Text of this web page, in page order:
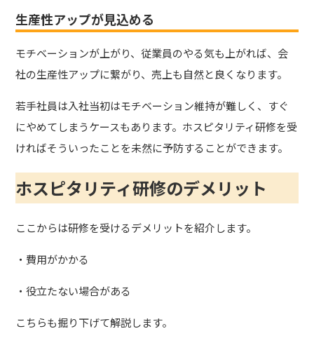
生産性アップが見込める
モチベーションが上がり、従業員のやる気も上がれば、会
社の生産性アップに繋がり、売上も自然と良くなります。
若手社員は入社当初はモチベーション維持が難しく、すぐ
にやめてしまうケースもあります。ホスピタリティ研修を受
ければそういったことを未然に予防することができます。
ホスピタリティ研修のデメリット
ここからは研修を受けるデメリットを紹介します。
・費用がかかる
・役立たない場合がある
こちらも掘り下げて解説します。